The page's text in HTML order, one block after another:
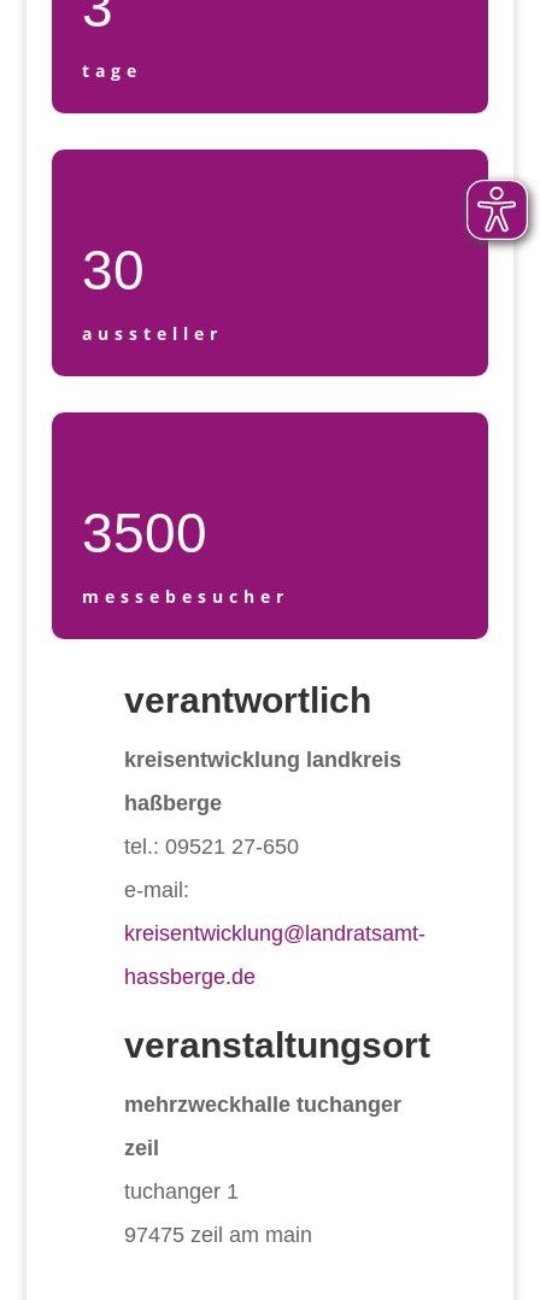
tage
30
aussteller
3500
messebesucher
verantwortlich
kreisentwicklung landkreis
haßberge
tel.: 09521 27-650
e-mail:
kreisentwicklung@landratsamt-
hassberge.de
veranstaltungsort
mehrzweckhalle tuchanger
zeil
tuchanger 1
97475 zeil am main